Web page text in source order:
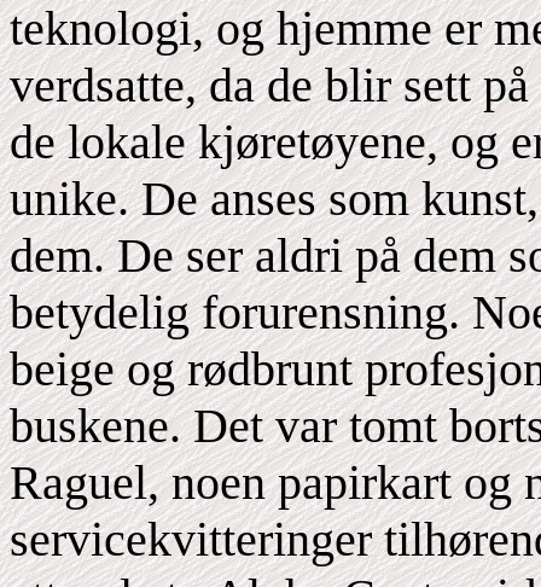
teknologi, og hjemme er
verdsatte, da de blir sett
de lokale kjøretøyene, og
unike. De anses som
dem. De ser aldri på dem
betydelig forurensning.
beige og rødbrunt
buskene. Det var tomt
Raguel, noen papirkart og
servicekvitteringer